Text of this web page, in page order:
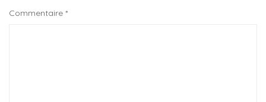
Commentaire *